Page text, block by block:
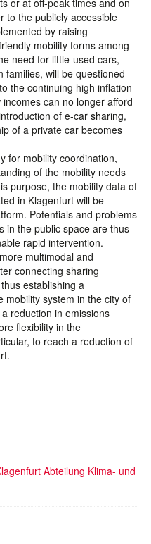
or at off-peak times and on
to the publicly accessible
by raising
mobility forms among
need for little-used cars,
families, will be questioned
the continuing high inflation
can no longer afford
of e-car sharing,
of a private car becomes
for mobility coordination,
of the mobility needs
purpose, the mobility data of
in Klagenfurt will be
Potentials and problems
in the public space are thus
rapid intervention.
multimodal and
connecting sharing
establishing a
mobility system in the city of
reduction in emissions
flexibility in the
to reach a reduction of
Abteilung Klima- und